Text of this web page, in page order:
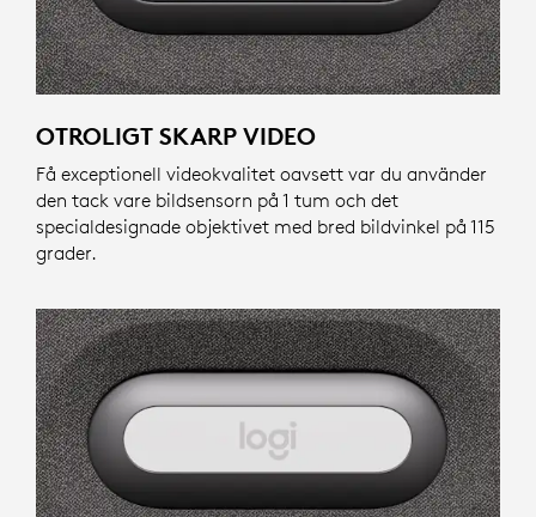
OTROLIGT SKARP VIDEO
Få exceptionell videokvalitet oavsett var du använder
den tack vare bildsensorn på 1 tum och det
specialdesignade objektivet med bred bildvinkel på 115
grader.